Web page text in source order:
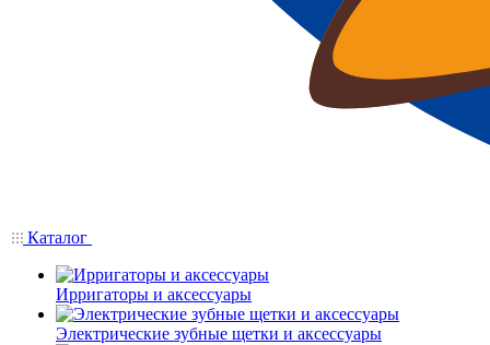
Каталог
Ирригаторы и аксессуары
Электрические зубные щетки и аксессуары